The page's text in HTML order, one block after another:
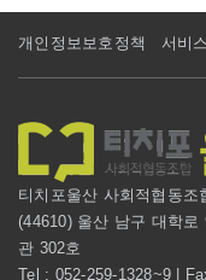
개인정보보호정책 서비
티치포울산 사회적협동조
(44610) 울산 남구 대학로
관 302호
Tel : 052-259-1328~9 |